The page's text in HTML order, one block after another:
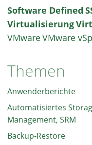
Software Defined
Virtualisierung
VMwareVMware
Themen
Anwenderberichte
Automatisiertes
Management, SRM
Backup-Restore